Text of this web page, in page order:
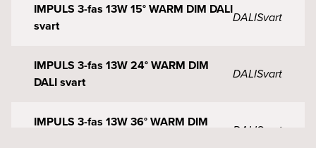
IMPULS 3-fas 13W 15° WARM DIM DALI
svart
DALISvart
IMPULS 3-fas 13W 24° WARM DIM
DALI svart
DALISvart
IMPULS 3-fas 13W 36° WARM DIM
DALISvart